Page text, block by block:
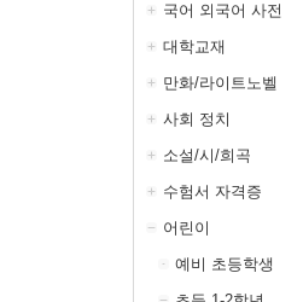
국어 외국어 사전
대학교재
만화/라이트노벨
사회 정치
소설/시/희곡
수험서 자격증
어린이
예비 초등학생